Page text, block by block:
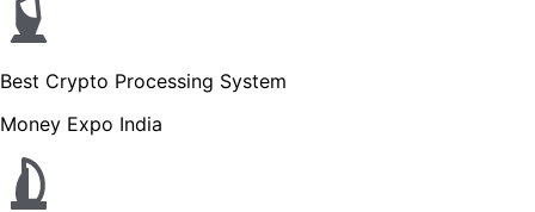
Best Crypto Processing System
Money Expo India